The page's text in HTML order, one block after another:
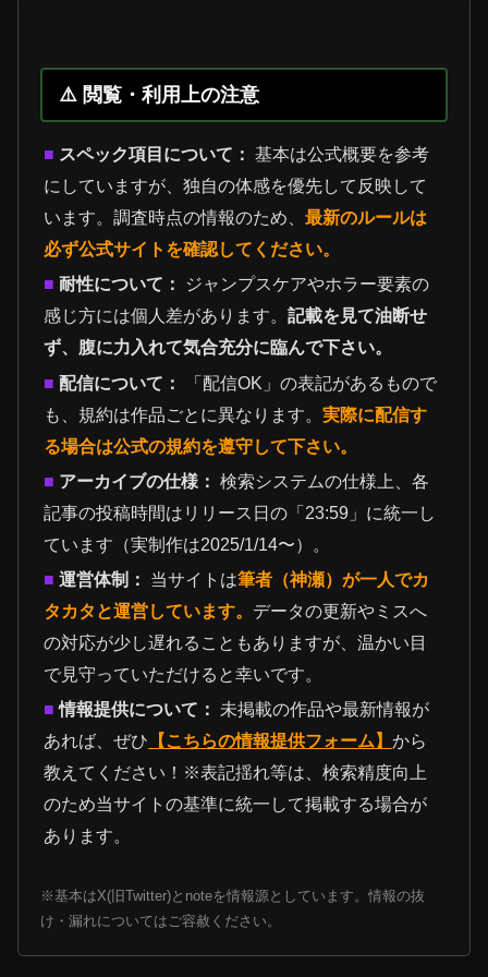
⚠️ 閲覧・利用上の注意
■ スペック項目について： 基本は公式概要を参考
にしていますが、独自の体感を優先して反映して
います。調査時点の情報のため、最新のルールは
必ず公式サイトを確認してください。
■ 耐性について：
ジャンプスケアやホラー要素の
感じ方には個人差があります。記載を見て油断せ
ず、腹に力入れて気合充分に臨んで下さい。
■ 配信について：
「配信OK」の表記があるもので
も、規約は作品ごとに異なります。実際に配信す
る場合は公式の規約を遵守して下さい。
■ アーカイブの仕様： 検索システムの仕様上、各
記事の投稿時間はリリース日の「23:59」に統一し
ています（実制作は2025/1/14〜）。
■ 運営体制： 当サイトは筆者（神瀬）が一人でカ
タカタと運営しています。 データの更新やミスへ
の対応が少し遅れることもありますが、温かい目
で見守っていただけると幸いです。
■ 情報提供について：
未掲載の作品や最新情報が
あれば、ぜひ 【こちらの情報提供フォーム】から
教えてください！※表記揺れ等は、検索精度向上
のため当サイトの基準に統一して掲載する場合が
あります。
※基本はX(旧Twitter)とnoteを情報源としています。情報の抜
け・漏れについてはご容赦ください。